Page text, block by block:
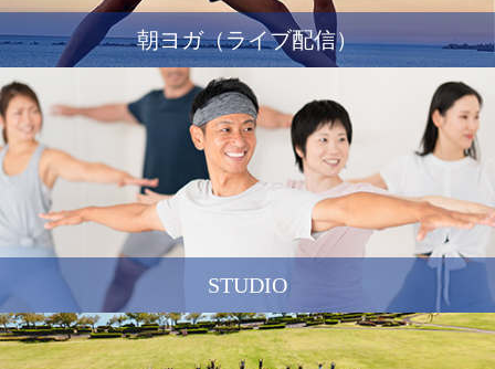
朝ヨガ（ライブ配信）
STUDIO